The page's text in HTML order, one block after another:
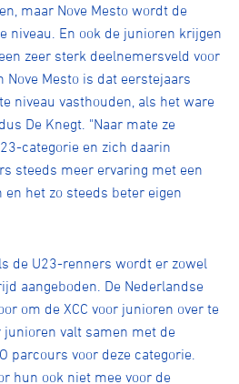
maar Nove Mesto wordt de
niveau. En ook de junioren krijgen
zeer sterk deelnemersveld voor
Nove Mesto is dat eerstejaars
niveau vasthouden, als het ware
De Knegt. "Naar mate ze
categorie en zich daarin
steeds meer ervaring met een
het zo steeds beter eigen
de U23-renners wordt er zowel
aangeboden. De Nederlandse
om de XCC voor junioren over te
junioren valt samen met de
parcours voor deze categorie.
hun ook niet mee voor de